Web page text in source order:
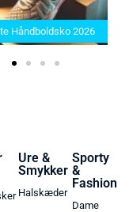
Håndboldsko 2026
Ure &
Smykker
Halskæder
Sporty
&
Fashion
Dame